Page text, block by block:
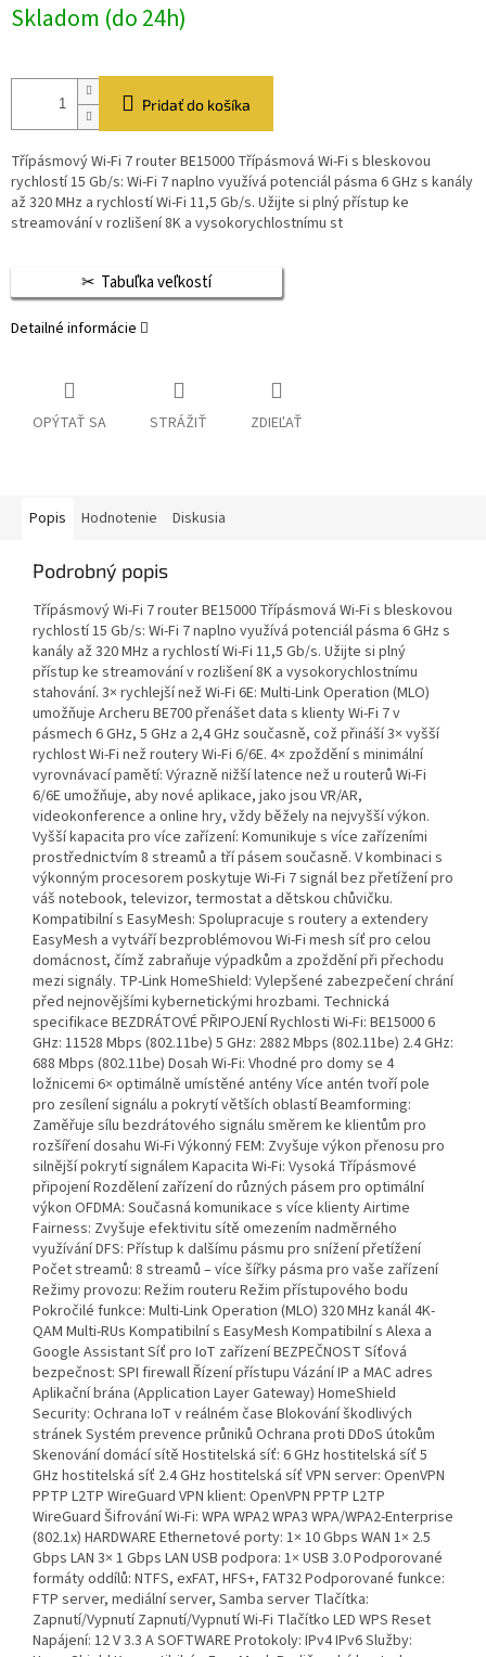
cena:
Skladom (do 24h)
Pridať do košíka
Třípásmový Wi-Fi 7 router BE15000 Třípásmová Wi-Fi s bleskovou
rychlostí 15 Gb/s: Wi-Fi 7 naplno využívá potenciál pásma 6 GHz s kanály
až 320 MHz a rychlostí Wi-Fi 11,5 Gb/s. Užijte si plný přístup ke
streamování v rozlišení 8K a vysokorychlostnímu st
Tabuľka veľkostí
Detailné informácie
OPÝTAŤ SA STRÁŽIŤ ZDIEĽAŤ
Popis Hodnotenie Diskusia
Podrobný popis
Třípásmový Wi-Fi 7 router BE15000 Třípásmová Wi-Fi s bleskovou
rychlostí 15 Gb/s: Wi-Fi 7 naplno využívá potenciál pásma 6 GHz s
kanály až 320 MHz a rychlostí Wi-Fi 11,5 Gb/s. Užijte si plný
přístup ke streamování v rozlišení 8K a vysokorychlostnímu
stahování. 3× rychlejší než Wi-Fi 6E: Multi-Link Operation (MLO)
umožňuje Archeru BE700 přenášet data s klienty Wi-Fi 7 v
pásmech 6 GHz, 5 GHz a 2,4 GHz současně, což přináší 3× vyšší
rychlost Wi-Fi než routery Wi-Fi 6/6E. 4× zpoždění s minimální
vyrovnávací pamětí: Výrazně nižší latence než u routerů Wi-Fi
6/6E umožňuje, aby nové aplikace, jako jsou VR/AR,
videokonference a online hry, vždy běžely na nejvyšší výkon.
Vyšší kapacita pro více zařízení: Komunikuje s více zařízeními
prostřednictvím 8 streamů a tří pásem současně. V kombinaci s
výkonným procesorem poskytuje Wi-Fi 7 signál bez přetížení pro
váš notebook, televizor, termostat a dětskou chůvičku.
Kompatibilní s EasyMesh: Spolupracuje s routery a extendery
EasyMesh a vytváří bezproblémovou Wi-Fi mesh síť pro celou
domácnost, čímž zabraňuje výpadkům a zpoždění při přechodu
mezi signály. TP-Link HomeShield: Vylepšené zabezpečení chrání
před nejnovějšími kybernetickými hrozbami. Technická
specifikace BEZDRÁTOVÉ PŘIPOJENÍ Rychlosti Wi-Fi: BE15000 6
GHz: 11528 Mbps (802.11be) 5 GHz: 2882 Mbps (802.11be) 2.4 GHz:
688 Mbps (802.11be) Dosah Wi-Fi: Vhodné pro domy se 4
ložnicemi 6× optimálně umístěné antény Více antén tvoří pole
pro zesílení signálu a pokrytí větších oblastí Beamforming:
Zaměřuje sílu bezdrátového signálu směrem ke klientům pro
rozšíření dosahu Wi-Fi Výkonný FEM: Zvyšuje výkon přenosu pro
silnější pokrytí signálem Kapacita Wi-Fi: Vysoká Třípásmové
připojení Rozdělení zařízení do různých pásem pro optimální
výkon OFDMA: Současná komunikace s více klienty Airtime
Fairness: Zvyšuje efektivitu sítě omezením nadměrného
využívání DFS: Přístup k dalšímu pásmu pro snížení přetížení
Počet streamů: 8 streamů – více šířky pásma pro vaše zařízení
Režimy provozu: Režim routeru Režim přístupového bodu
Pokročilé funkce: Multi-Link Operation (MLO) 320 MHz kanál 4K-
QAM Multi-RUs Kompatibilní s EasyMesh Kompatibilní s Alexa a
Google Assistant Síť pro IoT zařízení BEZPEČNOST Síťová
bezpečnost: SPI firewall Řízení přístupu Vázání IP a MAC adres
Aplikační brána (Application Layer Gateway) HomeShield
Security: Ochrana IoT v reálném čase Blokování škodlivých
stránek Systém prevence průniků Ochrana proti DDoS útokům
Skenování domácí sítě Hostitelská síť: 6 GHz hostitelská síť 5
GHz hostitelská síť 2.4 GHz hostitelská síť VPN server: OpenVPN
PPTP L2TP WireGuard VPN klient: OpenVPN PPTP L2TP
WireGuard Šifrování Wi-Fi: WPA WPA2 WPA3 WPA/WPA2-Enterprise
(802.1x) HARDWARE Ethernetové porty: 1× 10 Gbps WAN 1× 2.5
Gbps LAN 3× 1 Gbps LAN USB podpora: 1× USB 3.0 Podporované
formáty oddílů: NTFS, exFAT, HFS+, FAT32 Podporované funkce:
FTP server, mediální server, Samba server Tlačítka:
Zapnutí/Vypnutí Zapnutí/Vypnutí Wi-Fi Tlačítko LED WPS Reset
Napájení: 12 V 3.3 A SOFTWARE Protokoly: IPv4 IPv6 Služby: